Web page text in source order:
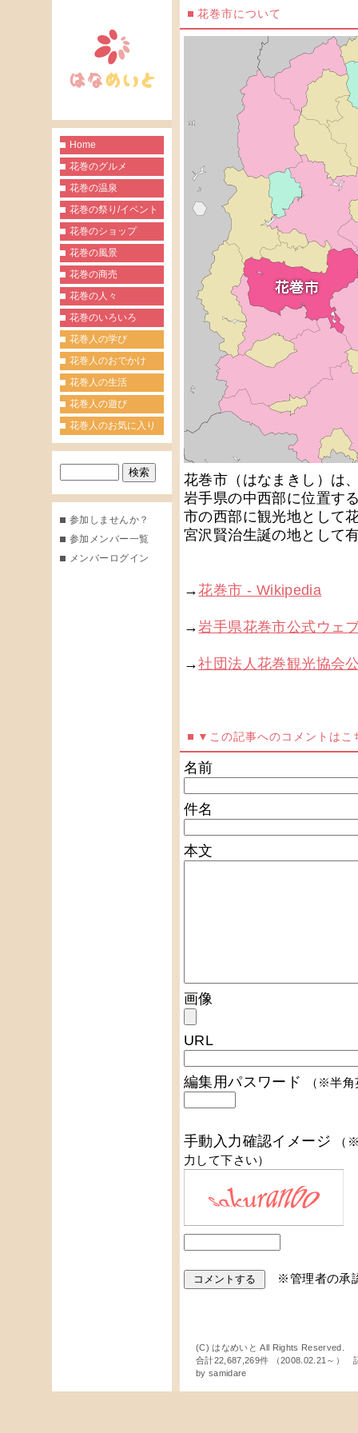
Home
花巻のグルメ
花巻の温泉
花巻の祭り/イベント
花巻のショップ
花巻の風景
花巻の商売
花巻の人々
花巻のいろいろ
花巻人の学び
花巻人のおでかけ
花巻人の生活
花巻人の遊び
花巻人のお気に入り
参加しませんか？
参加メンバー一覧
メンバーログイン
花巻市について
花巻市（はなまきし）は
岩手県の中西部に位置す
市の西部に観光地として
宮沢賢治生誕の地として
→花巻市 - Wikipedia
→岩手県花巻市公式ウェ
→社団法人花巻観光協会
▼この記事へのコメントはこ
名前
件名
本文
画像
URL
編集用パスワード （※半
手動入力確認イメージ
（
力して下さい）
※管理者の承
(C) はなめいと All Rights Reserved.
合計22,687,269件 （2008.02.21～
by samidare